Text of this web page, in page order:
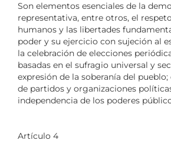
Son elementos esenciales de la
representativa, entre otros, el
humanos y las libertades
poder y su ejercicio con sujeción al
la celebración de elecciones
basadas en el sufragio universal y
expresión de la soberanía del
de partidos y organizaciones
independencia de los poderes
Artículo 4